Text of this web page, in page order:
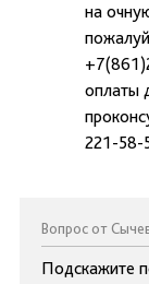
на
оплаты
221-58-
Вопрос от
Подскажите